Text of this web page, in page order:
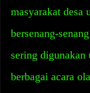
masyarakat desa
bersenang-
sering digunakan
berbagai acara